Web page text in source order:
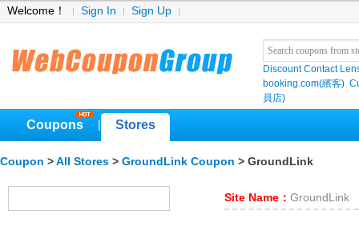
Welcome！ Sign In Sign Up
Discount Contact
booking.com(繽客)
員店)
Coupons Stores
Coupon > All Stores > GroundLink Coupon > GroundLink
Site Name： GroundLink